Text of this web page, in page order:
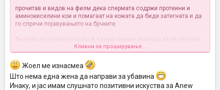
прочитав и видов на филм дека спермата содржи протеини и
аминокиселини кои и помагаат на кожата да биде затегната и да
го спречи појавувањето на брчките.
бидејќи на серијата nip/tuck еднаш иамше епизода каде што ова
беше тема пробав и јас и од кога сврши срцето, ја намачкав на
лицеи резултатите навистина беа супер, ама не ја повторив пак
бидејќи заборавив но од денес ќе се трудам секој ден да ја
нанесувам па ќе ви кажам резултати
е сега ако имате други информации за ова споделете мн ме
Кликни за проширување...
Жоел ме изнасмеа
Што нема една жена да направи за убавина
Инаку, и јас имам слушнато позитивни искуства за Anew